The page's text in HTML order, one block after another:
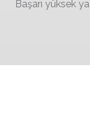
Başarı yüksek